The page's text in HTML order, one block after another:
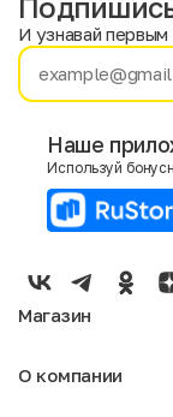
Имя
E-mail
Мужской
И узнавай первым
Наше
Используй
Магазин
Мужское
О компании